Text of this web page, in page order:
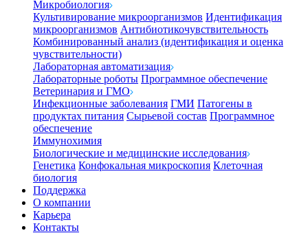
Микробиология
Культивирование микроорганизмов Идентификация
микроорганизмов Антибиотикочувствительность
Комбинированный анализ (идентификация и оценка
чувствительности)
Лабораторная автоматизация
Лабораторные роботы Программное обеспечение
Ветеринария и ГМО
Инфекционные заболевания ГМИ Патогены в
продуктах питания Сырьевой состав Программное
обеспечение
Иммунохимия
Биологические и медицинские исследования
Генетика Конфокальная микроскопия Клеточная
биология
Поддержка
О компании
Карьера
Контакты